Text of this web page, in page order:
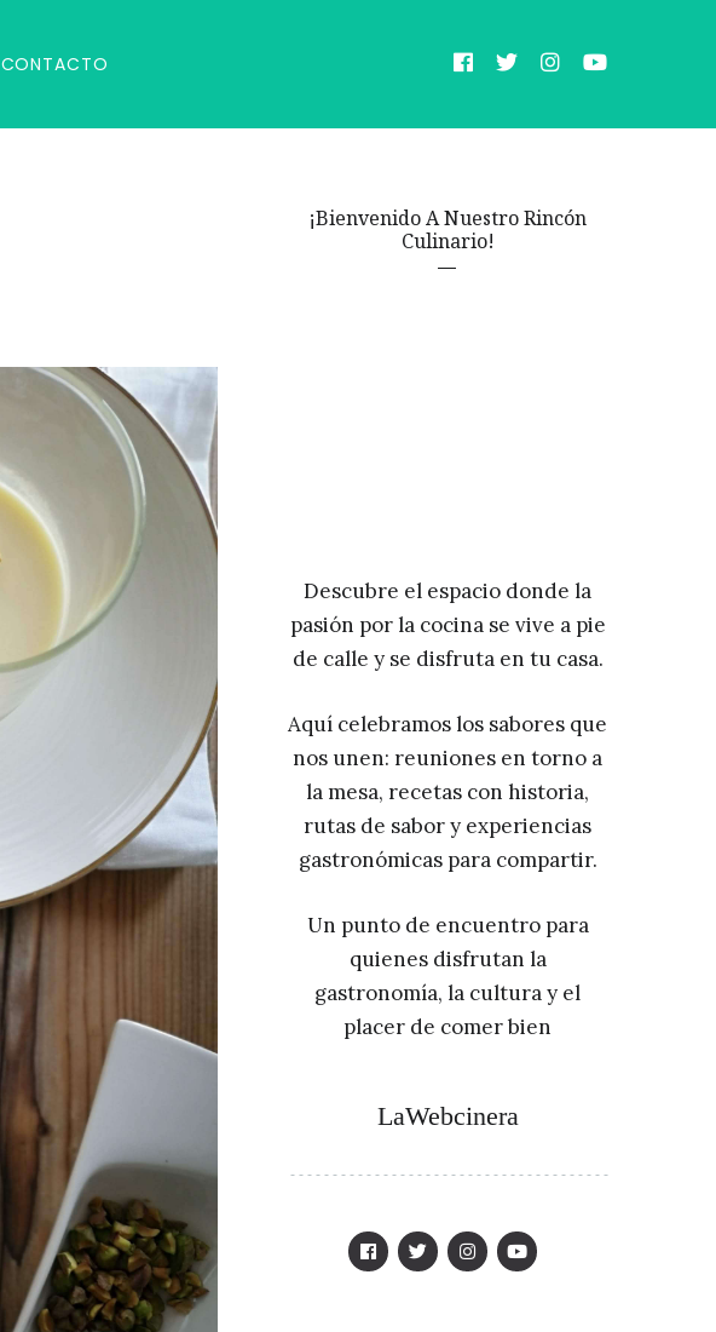
CONTACTO
¡Bienvenido A Nuestro Rincón
Culinario!
Descubre el espacio donde la
pasión por la cocina se vive a pie
de calle y se disfruta en tu casa.
Aquí celebramos los sabores que
nos unen: reuniones en torno a
la mesa, recetas con historia,
rutas de sabor y experiencias
gastronómicas para compartir.
Un punto de encuentro para
quienes disfrutan la
gastronomía, la cultura y el
placer de comer bien
LaWebcinera